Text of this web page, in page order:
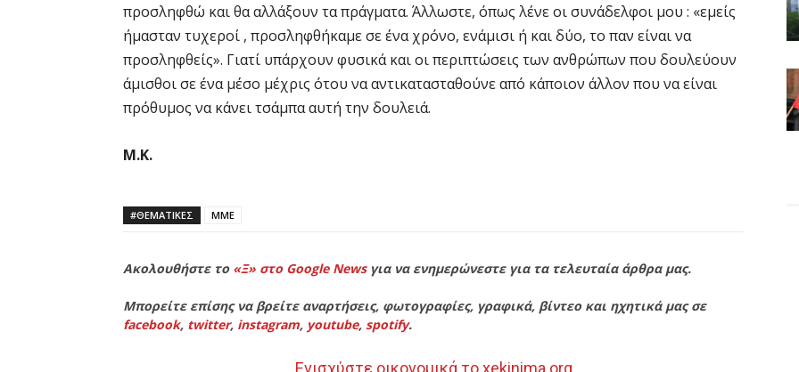
προσληφθώ και θα αλλάξουν τα πράγματα. Άλλωστε, όπως λένε οι συνάδελφοι μου : «εμείς
ήμασταν τυχεροί , προσληφθήκαμε σε ένα χρόνο, ενάμισι ή και δύο, το παν είναι να
προσληφθείς». Γιατί υπάρχουν φυσικά και οι περιπτώσεις των ανθρώπων που δουλεύουν
άμισθοι σε ένα μέσο μέχρις ότου να αντικατασταθούνε από κάποιον άλλον που να είναι
πρόθυμος να κάνει τσάμπα αυτή την δουλειά.
M.K.
#ΘΕΜΑΤΙΚΈΣ ΜΜΕ
Ακολουθήστε το «Ξ» στο Google Newsγια να ενημερώνεστε για τα τελευταία άρθρα μας.
Μπορείτε επίσης να βρείτε αναρτήσεις, φωτογραφίες, γραφικά, βίντεο και ηχητικά μας σε
facebook, twitter, instagram, youtube, spotify.
Ενισχύστε οικονομικά το xekinima.org